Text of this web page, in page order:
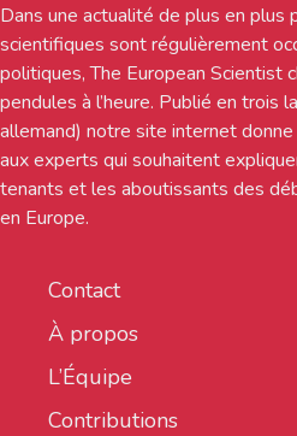
Dans une actualité de plus en plus
scientifiques sont régulièrement
politiques, The European Scientist
pendules à l’heure. Publié en trois
allemand) notre site internet
aux experts qui souhaitent
tenants et les aboutissants des
en Europe.
Contact
À propos
L’Équipe
Contributions